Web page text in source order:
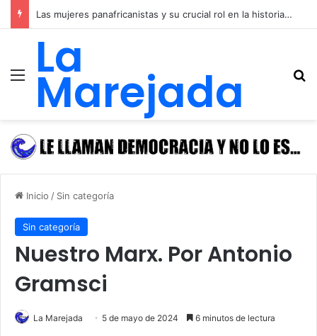
Las mujeres panafricanistas y su crucial rol en la historia de las luchas emancipadoras, igualitarias y anticolonialistas de África y de las y los afrodescendientes
MenúLa
Marejada
Inicio / Sin categoría
Sin categoría
Nuestro Marx. Por Antonio
Gramsci
La Marejada 5 de mayo de 2024 6 minutos de lectura